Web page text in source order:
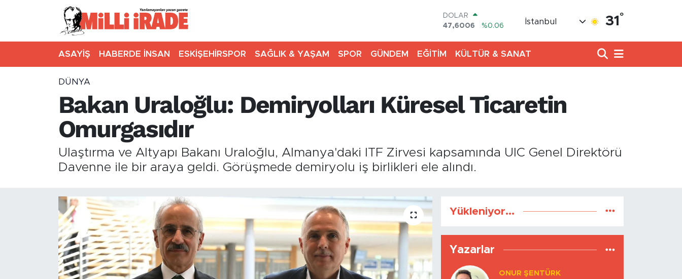
DOLAR
47,6006
%0.06
STERLİN
64,2398
%0.2
BİST100
13.768
İstanbul 31 °
ASAYİŞ HABERDE İNSAN ESKİŞEHİRSPOR SAĞLIK & YAŞAM SPOR GÜNDEM EĞİTİM KÜLTÜR & SANAT
DÜNYA
Bakan Uraloğlu: Demiryolları Küresel Ticaretin
Omurgasıdır
Ulaştırma ve Altyapı Bakanı Uraloğlu, Almanya'daki ITF Zirvesi kapsamında UIC Genel Direktörü
Davenne ile bir araya geldi. Görüşmede demiryolu iş birlikleri ele alındı.
Yükleniyor...
Yazarlar
ONUR ŞENTÜRK